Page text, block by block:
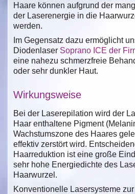
Haare können aufgrund der
der Laserenergie in die
werden.
Im Gegensatz dazu ermöglicht
Diodenlaser Soprano ICE der
eine nahezu schmerzfreie
oder sehr dunkler Haut.
Wirkungsweise
Bei der Laserepilation wird der
Haar enthaltene Pigment
Wachstumszone des Haares
effektiv zerstört wird.
Haarreduktion ist eine große
sehr hohe Energiedichte des
Haarwurzel.
Konventionelle Lasersysteme